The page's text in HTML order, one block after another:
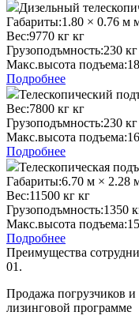
Дизельный
Габариты:1.80 × 0.76 м
Вес:9770 кг кг
Грузоподъмность:230
Макс.высота подъема:
Подробнее
Телескопический
Вес:7800 кг кг
Грузоподъмность:230
Макс.высота подъема:
Подробнее
Телескопическая
Габариты:6.70 м × 2.28
Вес:11500 кг кг
Грузоподъмность:1350
Макс.высота подъема:
Подробнее
Преимущества
01.
Продажа погрузчиков
лизинговой программе